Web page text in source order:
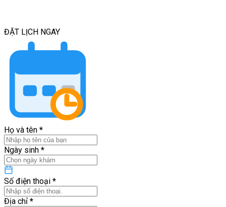
ĐẶT LỊCH NGAY
Họ và tên *
Ngày sinh *
Số điện thoại *
Địa chỉ *